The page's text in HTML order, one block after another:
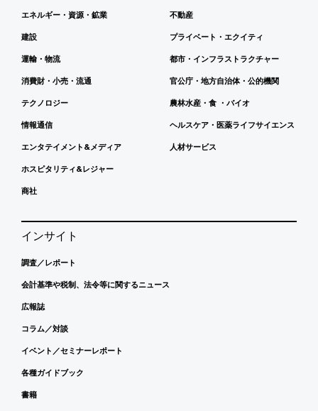
エネルギー・資源・鉱業
建設
運輸・物流
消費財・小売・流通
テクノロジー
情報通信
エンタテイメント&メディア
ホスピタリティ&レジャー
商社
不動産
プライベート・エクイティ
都市・インフラストラクチャー
官公庁・地方自治体・公的機関
農林水産・食 ・バイオ
ヘルスケア・医薬ライフサイエンス
人材サービス
インサイト
調査／レポート
会計基準や税制、法令等に関するニュース
広報誌
コラム／対談
イベント／セミナーレポート
各種ガイドブック
書籍